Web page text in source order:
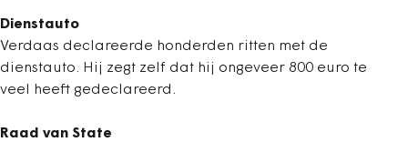
Dienstauto
Verdaas declareerde honderden ritten met de
dienstauto. Hij zegt zelf dat hij ongeveer 800 euro te
veel heeft gedeclareerd.
Raad van State